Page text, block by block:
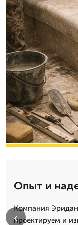
Опыт и
Компания
проектируем и
‹